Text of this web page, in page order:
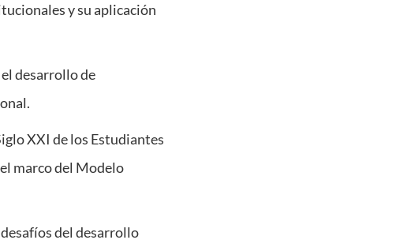
y su aplicación
desarrollo de
XXI de los Estudiantes
marco del Modelo
del desarrollo